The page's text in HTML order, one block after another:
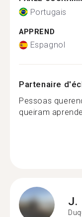
Portugais
APPREND
Espagnol
Partenaire
Pessoas
queiram
J.